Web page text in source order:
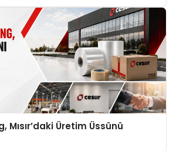
Mısır’daki Üretim Üssünü